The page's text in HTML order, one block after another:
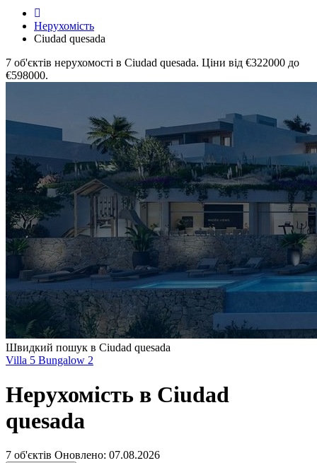
Нерухомість
Ciudad quesada
7 об'єктів нерухомості в Ciudad quesada. Ціни від €322000 до
€598000.
Швидкий пошук в Ciudad quesada
Villa 5 Bungalow 2
Нерухомість в Ciudad
quesada
7 об'єктів Оновлено: 07.08.2026